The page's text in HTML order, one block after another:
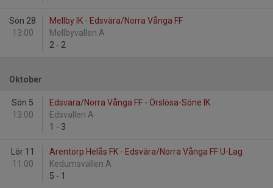
Sön 28
13:00
Mellby IK - Edsvära/Norra Vånga FF
Mellbyvallen A
2 - 2
Oktober
Sön 5
13:00
Edsvära/Norra Vånga FF - Örslösa-Söne IK
Edsvallen A
1 - 3
Lör 11
11:00
Arentorp Helås FK - Edsvära/Norra Vånga FF U-Lag
Kedumsvallen A
5 - 1